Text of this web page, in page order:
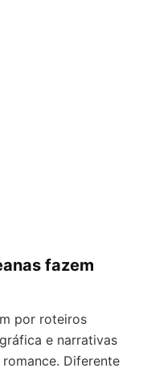
fazem
por roteiros
e narrativas
Diferente